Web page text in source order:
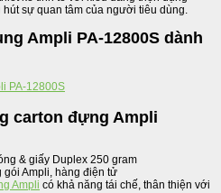
sự quan tâm của người tiêu dùng.
Ampli PA-12800S dành
carton đựng Ampli
& giấy Duplex 250 gram
gói Ampli, hàng điện tử
Ampli có khả năng tái chế, thân thiện với